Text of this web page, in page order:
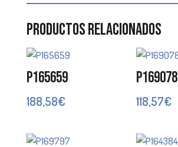
Productos relacionados
P165659
188,58€
P169078
118,57€